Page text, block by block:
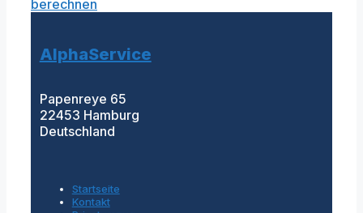
berechnen
AlphaService
Papenreye 65
22453 Hamburg
Deutschland
Startseite
Kontakt